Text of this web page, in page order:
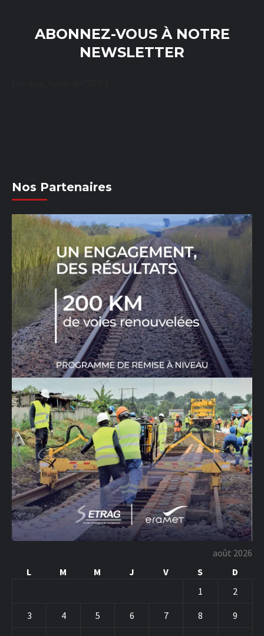
ABONNEZ-VOUS À NOTRE
NEWSLETTER
Nos Partenaires
août 2026
L
M M J V S
D
1
2
3 4 5 6 7 8 9